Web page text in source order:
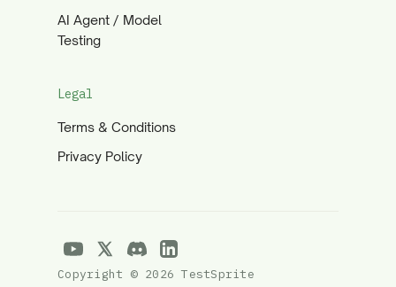
AI Agent / Model
Testing
Legal
Terms & Conditions
Privacy Policy
Copyright © 2026 TestSprite